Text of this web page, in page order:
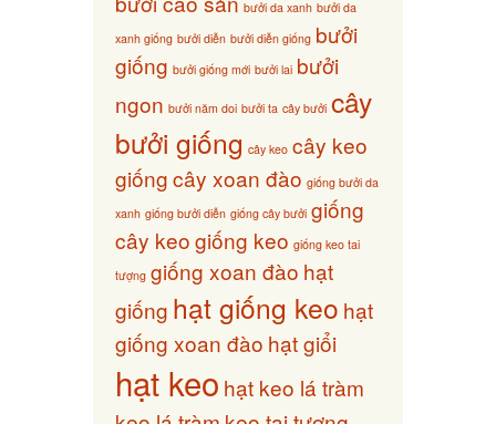
bưởi da xanh bưởi da
xanh giống bưởi diễn bưởi diễn giống bưởi
giống bưởi giống mới bưởi lai bưởi
ngon bưởi năm doi bưởi ta cây bưởi cây
bưởi giống cây keo cây keo
giốngcây xoan đào giống bưởi da
xanh giống bưởi diễn giống cây bưởi giống
cây keogiống keo giống keo tai
tượng giống xoan đào hạt
giống hạt giống keo hạt
giống xoan đào hạt giổi
hạt keo hạt keo lá tràm